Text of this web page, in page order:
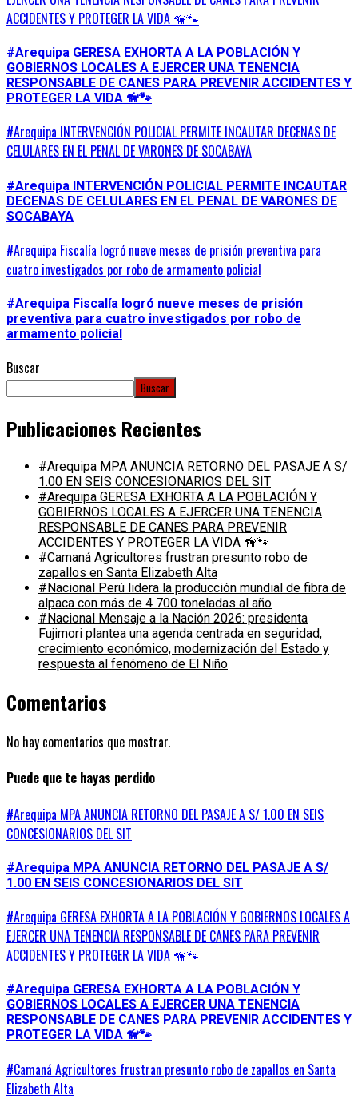
ACCIDENTES Y PROTEGER LA VIDA 🦮🐾
#Arequipa GERESA EXHORTA A LA POBLACIÓN Y
GOBIERNOS LOCALES A EJERCER UNA TENENCIA
RESPONSABLE DE CANES PARA PREVENIR ACCIDENTES Y
PROTEGER LA VIDA 🦮🐾
#Arequipa INTERVENCIÓN POLICIAL PERMITE INCAUTAR DECENAS DE
CELULARES EN EL PENAL DE VARONES DE SOCABAYA
#Arequipa INTERVENCIÓN POLICIAL PERMITE INCAUTAR
DECENAS DE CELULARES EN EL PENAL DE VARONES DE
SOCABAYA
#Arequipa Fiscalía logró nueve meses de prisión preventiva para
cuatro investigados por robo de armamento policial
#Arequipa Fiscalía logró nueve meses de prisión
preventiva para cuatro investigados por robo de
armamento policial
Buscar
Buscar
Publicaciones Recientes
#Arequipa MPA ANUNCIA RETORNO DEL PASAJE A S/
1.00 EN SEIS CONCESIONARIOS DEL SIT
#Arequipa GERESA EXHORTA A LA POBLACIÓN Y
GOBIERNOS LOCALES A EJERCER UNA TENENCIA
RESPONSABLE DE CANES PARA PREVENIR
ACCIDENTES Y PROTEGER LA VIDA 🦮🐾
#Camaná Agricultores frustran presunto robo de
zapallos en Santa Elizabeth Alta
#Nacional Perú lidera la producción mundial de fibra de
alpaca con más de 4 700 toneladas al año
#Nacional Mensaje a la Nación 2026: presidenta
Fujimori plantea una agenda centrada en seguridad,
crecimiento económico, modernización del Estado y
respuesta al fenómeno de El Niño
Comentarios
No hay comentarios que mostrar.
Puede que te hayas perdido
#Arequipa MPA ANUNCIA RETORNO DEL PASAJE A S/ 1.00 EN SEIS
CONCESIONARIOS DEL SIT
#Arequipa MPA ANUNCIA RETORNO DEL PASAJE A S/
1.00 EN SEIS CONCESIONARIOS DEL SIT
#Arequipa GERESA EXHORTA A LA POBLACIÓN Y GOBIERNOS LOCALES A
EJERCER UNA TENENCIA RESPONSABLE DE CANES PARA PREVENIR
ACCIDENTES Y PROTEGER LA VIDA 🦮🐾
#Arequipa GERESA EXHORTA A LA POBLACIÓN Y
GOBIERNOS LOCALES A EJERCER UNA TENENCIA
RESPONSABLE DE CANES PARA PREVENIR ACCIDENTES Y
PROTEGER LA VIDA 🦮🐾
#Camaná Agricultores frustran presunto robo de zapallos en Santa
Elizabeth Alta